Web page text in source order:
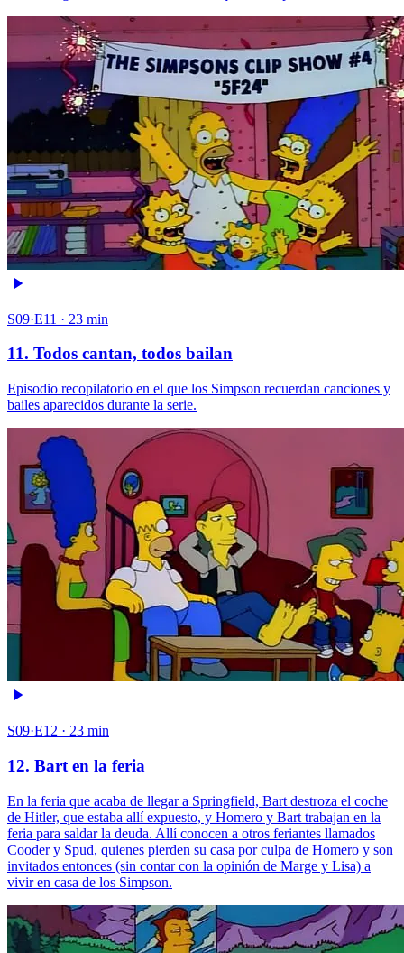
S09·E11 · 23 min
11. Todos cantan, todos bailan
Episodio recopilatorio en el que los Simpson recuerdan canciones y
bailes aparecidos durante la serie.
S09·E12 · 23 min
12. Bart en la feria
En la feria que acaba de llegar a Springfield, Bart destroza el coche
de Hitler, que estaba allí expuesto, y Homero y Bart trabajan en la
feria para saldar la deuda. Allí conocen a otros feriantes llamados
Cooder y Spud, quienes pierden su casa por culpa de Homero y son
invitados entonces (sin contar con la opinión de Marge y Lisa) a
vivir en casa de los Simpson.